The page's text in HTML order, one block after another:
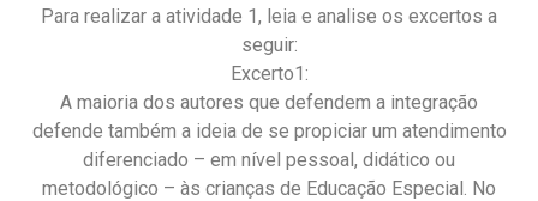
Para realizar a atividade 1, leia e analise os excertos a
seguir:
Excerto1:
A maioria dos autores que defendem a integração
defende também a ideia de se propiciar um atendimento
diferenciado – em nível pessoal, didático ou
metodológico – às crianças de Educação Especial. No